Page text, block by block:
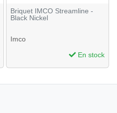
Briquet IMCO Streamline -
Black Nickel
Imco
En stock